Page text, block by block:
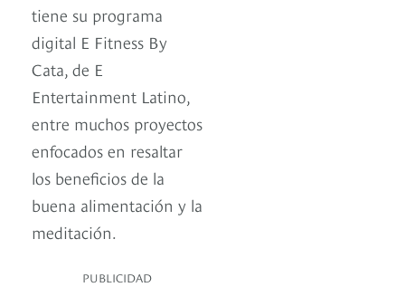
tiene su programa
digital E Fitness By
Cata, de E
Entertainment Latino,
entre muchos proyectos
enfocados en resaltar
los beneficios de la
buena alimentación y la
meditación.
PUBLICIDAD